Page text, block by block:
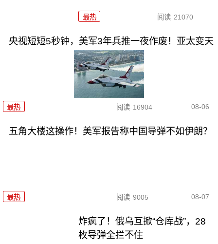
最热 阅读 21070
央视短短5秒钟，美军3年兵推一夜作废！亚太变天
最热 阅读 16904 08-06
五角大楼这操作！美军报告称中国导弹不如伊朗？
最热 阅读 9005 08-07
炸疯了！俄乌互掀“仓库战”，28
枚导弹全拦不住